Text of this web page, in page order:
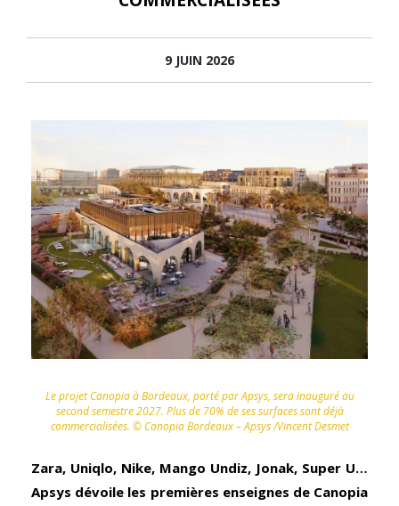
9 JUIN 2026
Le projet Canopia à Bordeaux, porté par Apsys, sera inauguré au
second semestre 2027. Plus de 70% de ses surfaces sont déjà
commercialisées. © Canopia Bordeaux – Apsys /Vincent Desmet
Zara, Uniqlo, Nike, Mango Undiz, Jonak, Super U…
Apsys dévoile les premières enseignes de Canopia